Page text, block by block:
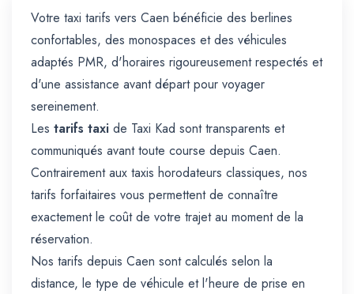
Votre taxi tarifs vers Caen bénéficie des berlines
confortables, des monospaces et des véhicules
adaptés PMR, d'horaires rigoureusement respectés et
d'une assistance avant départ pour voyager
sereinement.
Les tarifs taxi de Taxi Kad sont transparents et
communiqués avant toute course depuis Caen.
Contrairement aux taxis horodateurs classiques, nos
tarifs forfaitaires vous permettent de connaître
exactement le coût de votre trajet au moment de la
réservation.
Nos tarifs depuis Caen sont calculés selon la
distance, le type de véhicule et l'heure de prise en